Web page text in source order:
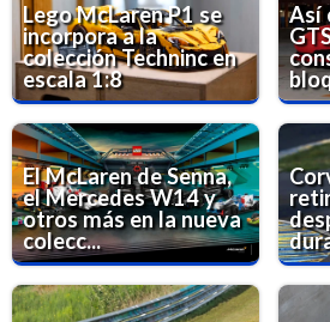
Lego McLaren P1 se
incorpora a la
colección Techninc en
escala 1:8
Así
El McLaren de Senna,
el Mercedes W14 y
otros más en la nueva
colecc...